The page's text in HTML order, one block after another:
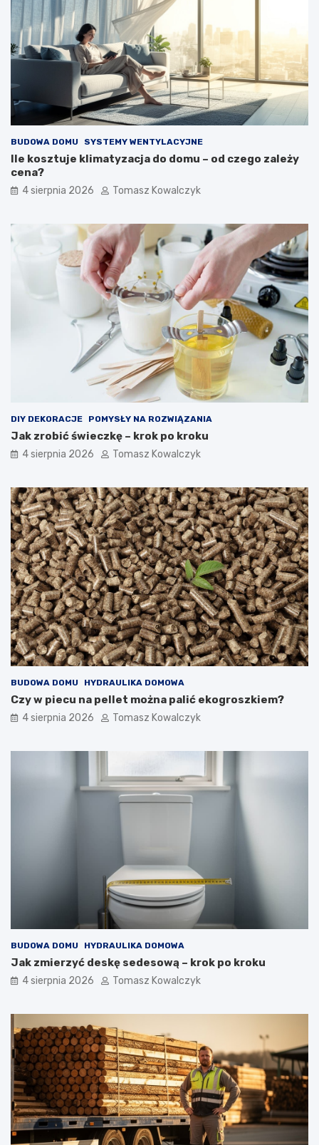
BUDOWA DOMU SYSTEMY WENTYLACYJNE
Ile kosztuje klimatyzacja do domu – od czego zależy
cena?
4 sierpnia 2026 Tomasz Kowalczyk
DIY DEKORACJE POMYSŁY NA ROZWIĄZANIA
Jak zrobić świeczkę – krok po kroku
4 sierpnia 2026 Tomasz Kowalczyk
BUDOWA DOMU HYDRAULIKA DOMOWA
Czy w piecu na pellet można palić ekogroszkiem?
4 sierpnia 2026 Tomasz Kowalczyk
BUDOWA DOMU HYDRAULIKA DOMOWA
Jak zmierzyć deskę sedesową – krok po kroku
4 sierpnia 2026 Tomasz Kowalczyk